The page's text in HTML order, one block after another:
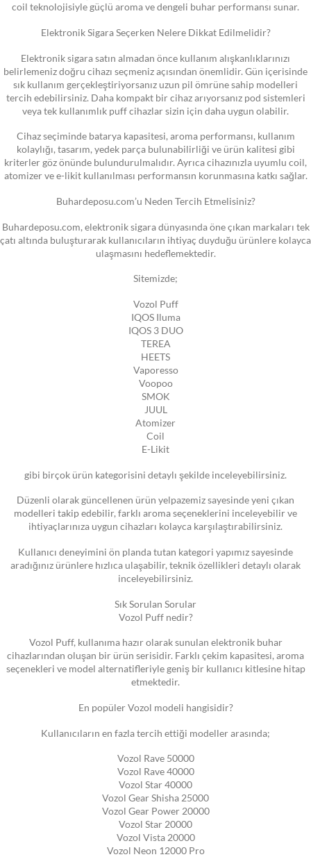
coil teknolojisiyle güçlü aroma ve dengeli buhar performansı sunar.
Elektronik Sigara Seçerken Nelere Dikkat Edilmelidir?
Elektronik sigara satın almadan önce kullanım alışkanlıklarınızı
belirlemeniz doğru cihazı seçmeniz açısından önemlidir. Gün içerisinde
sık kullanım gerçekleştiriyorsanız uzun pil ömrüne sahip modelleri
tercih edebilirsiniz. Daha kompakt bir cihaz arıyorsanız pod sistemleri
veya tek kullanımlık puff cihazlar sizin için daha uygun olabilir.
Cihaz seçiminde batarya kapasitesi, aroma performansı, kullanım
kolaylığı, tasarım, yedek parça bulunabilirliği ve ürün kalitesi gibi
kriterler göz önünde bulundurulmalıdır. Ayrıca cihazınızla uyumlu coil,
atomizer ve e-likit kullanılması performansın korunmasına katkı sağlar.
Buhardeposu.com’u Neden Tercih Etmelisiniz?
Buhardeposu.com, elektronik sigara dünyasında öne çıkan markaları tek
çatı altında buluşturarak kullanıcıların ihtiyaç duyduğu ürünlere kolayca
ulaşmasını hedeflemektedir.
Sitemizde;
Vozol Puff
IQOS Iluma
IQOS 3 DUO
TEREA
HEETS
Vaporesso
Voopoo
SMOK
JUUL
Atomizer
Coil
E-Likit
gibi birçok ürün kategorisini detaylı şekilde inceleyebilirsiniz.
Düzenli olarak güncellenen ürün yelpazemiz sayesinde yeni çıkan
modelleri takip edebilir, farklı aroma seçeneklerini inceleyebilir ve
ihtiyaçlarınıza uygun cihazları kolayca karşılaştırabilirsiniz.
Kullanıcı deneyimini ön planda tutan kategori yapımız sayesinde
aradığınız ürünlere hızlıca ulaşabilir, teknik özellikleri detaylı olarak
inceleyebilirsiniz.
Sık Sorulan Sorular
Vozol Puff nedir?
Vozol Puff, kullanıma hazır olarak sunulan elektronik buhar
cihazlarından oluşan bir ürün serisidir. Farklı çekim kapasitesi, aroma
seçenekleri ve model alternatifleriyle geniş bir kullanıcı kitlesine hitap
etmektedir.
En popüler Vozol modeli hangisidir?
Kullanıcıların en fazla tercih ettiği modeller arasında;
Vozol Rave 50000
Vozol Rave 40000
Vozol Star 40000
Vozol Gear Shisha 25000
Vozol Gear Power 20000
Vozol Star 20000
Vozol Vista 20000
Vozol Neon 12000 Pro